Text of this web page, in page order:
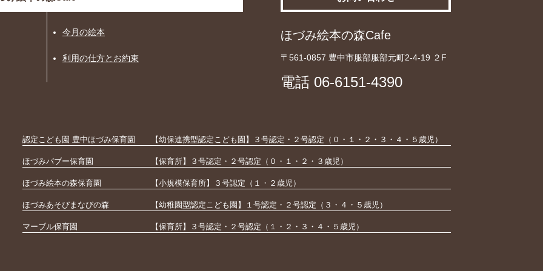
今月の絵本
利用の仕方とお約束
ほづみ絵本の森Cafe
〒561-0857 豊中市服部服部元町2-4-19 ２F
電話 06-6151-4390
認定こども園 豊中ほづみ保育園 【幼保連携型認定こども園】３号認定・２号認定（０・１・２・３・４・５歳児）
ほづみバブー保育園 【保育所】３号認定・２号認定（０・１・２・３歳児）
ほづみ絵本の森保育園 【小規模保育所】３号認定（１・２歳児）
ほづみあそびまなびの森 【幼稚園型認定こども園】１号認定・２号認定（３・４・５歳児）
マーブル保育園 【保育所】３号認定・２号認定（１・２・３・４・５歳児）